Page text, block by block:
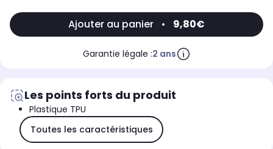
Ajouter au panier • 9,80€
Garantie légale :2 ans
Les points forts du produit
Plastique TPU
Toutes les caractéristiques